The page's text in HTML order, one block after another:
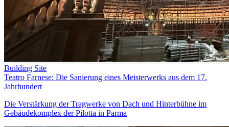
Building Site
Teatro Farnese: Die Sanierung eines Meisterwerks aus dem 17.
Jahrhundert
Die Verstärkung der Tragwerke von Dach und Hinterbühne im
Gebäudekomplex der Pilotta in Parma